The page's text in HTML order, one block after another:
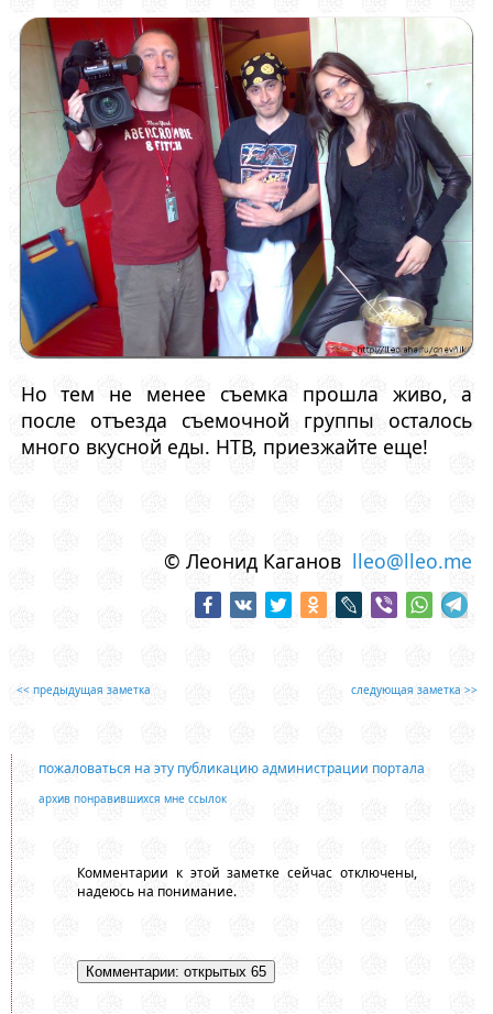
Но тем не менее съемка прошла живо, а
после отъезда съемочной группы осталось
много вкусной еды. НТВ, приезжайте еще!
© Леонид Каганов lleo@lleo.me
<< предыдущая заметка следующая заметка >>
пожаловаться на эту публикацию администрации портала
архив понравившихся мне ссылок
Комментарии к этой заметке сейчас отключены,
надеюсь на понимание.